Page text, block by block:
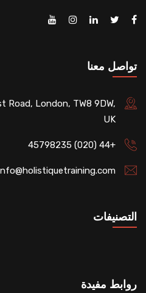
تواصل معنا
Road, London, TW8 9DW,
UK
+44 (020) 45798235
التصنيفات
روابط مفيدة